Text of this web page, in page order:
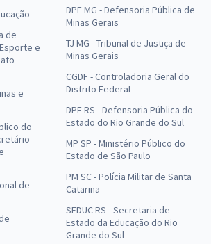
de
e
e
do
de
DPE MG - Defensoria Pública de
Minas Gerais
TJ MG - Tribunal de Justiça de
Minas Gerais
CGDF - Controladoria Geral do
Distrito Federal
DPE RS - Defensoria Pública do
Estado do Rio Grande do Sul
MP SP - Ministério Público do
Estado de São Paulo
PM SC - Polícia Militar de Santa
Catarina
SEDUC RS - Secretaria de
Estado da Educação do Rio
Grande do Sul